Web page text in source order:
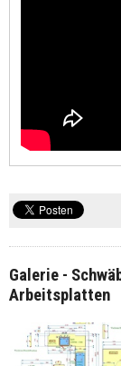
Galerie -
Arbeitsplatten